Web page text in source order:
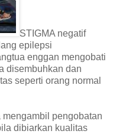
STIGMA negatif
epilepsi
enggan mengobati
disembuhkan dan
seperti orang normal
pengobatan
dibiarkan kualitas